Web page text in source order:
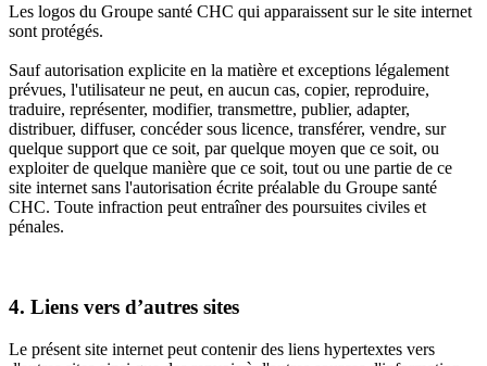
Les logos du Groupe santé CHC qui apparaissent sur le site internet
sont protégés.
Sauf autorisation explicite en la matière et exceptions légalement
prévues, l'utilisateur ne peut, en aucun cas, copier, reproduire,
traduire, représenter, modifier, transmettre, publier, adapter,
distribuer, diffuser, concéder sous licence, transférer, vendre, sur
quelque support que ce soit, par quelque moyen que ce soit, ou
exploiter de quelque manière que ce soit, tout ou une partie de ce
site internet sans l'autorisation écrite préalable du Groupe santé
CHC. Toute infraction peut entraîner des poursuites civiles et
pénales.
4. Liens vers d’autres sites
Le présent site internet peut contenir des liens hypertextes vers